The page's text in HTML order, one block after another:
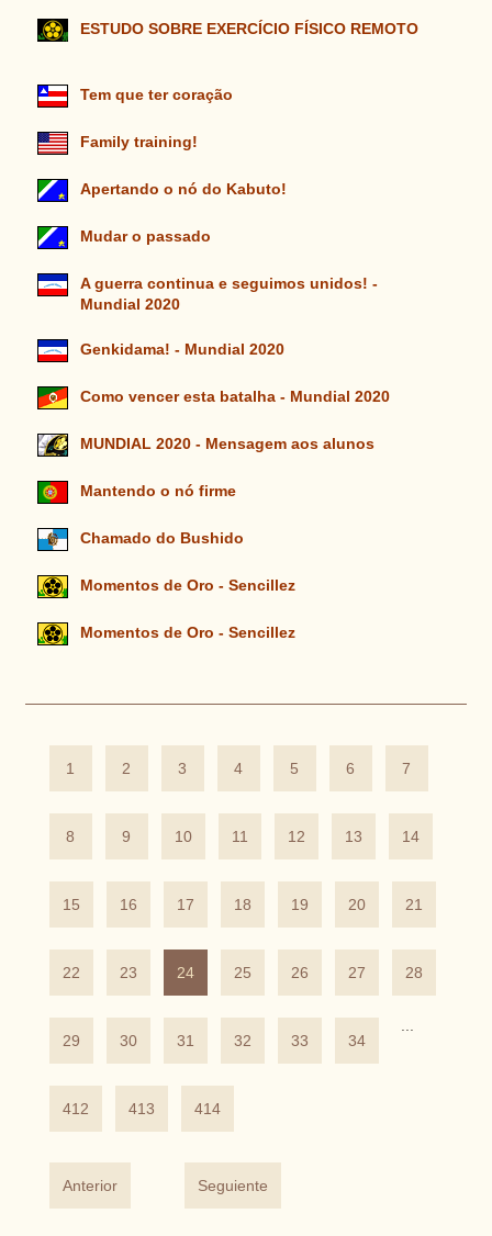
ESTUDO SOBRE EXERCÍCIO FÍSICO REMOTO
Tem que ter coração
Family training!
Apertando o nó do Kabuto!
Mudar o passado
A guerra continua e seguimos unidos! -
Mundial 2020
Genkidama! - Mundial 2020
Como vencer esta batalha - Mundial 2020
MUNDIAL 2020 - Mensagem aos alunos
Mantendo o nó firme
Chamado do Bushido
Momentos de Oro - Sencillez
Momentos de Oro - Sencillez
1 2 3 4 5 6 7
8 9 10 11 12 13 14
15 16 17 18 19 20 21
22 23 24 25 26 27 28
29 30 31 32 33 34
412 413 414
Anterior Seguiente